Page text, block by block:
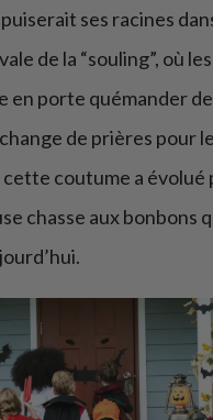
ses racines
de la “souling”, où
en porte quémander
de prières pour
coutume a évolué
chasse aux bonbons